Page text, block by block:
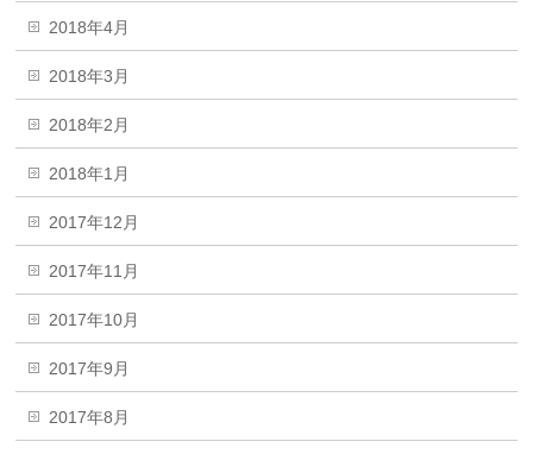
2018年4月
2018年3月
2018年2月
2018年1月
2017年12月
2017年11月
2017年10月
2017年9月
2017年8月